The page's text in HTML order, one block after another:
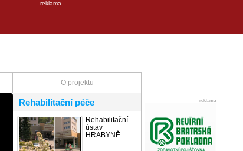
reklama
O projektu
Rehabilitační péče
Rehabilitační
ústav
HRABYNĚ
reklama